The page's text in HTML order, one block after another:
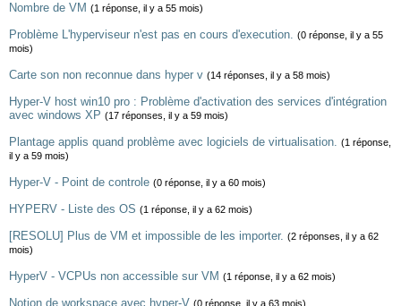
Nombre de VM (1 réponse, il y a 55 mois)
Problème L'hyperviseur n'est pas en cours d'execution. (0 réponse, il y a 55
mois)
Carte son non reconnue dans hyper v (14 réponses, il y a 58 mois)
Hyper-V host win10 pro : Problème d'activation des services d'intégration
avec windows XP (17 réponses, il y a 59 mois)
Plantage applis quand problème avec logiciels de virtualisation. (1 réponse,
il y a 59 mois)
Hyper-V - Point de controle (0 réponse, il y a 60 mois)
HYPERV - Liste des OS (1 réponse, il y a 62 mois)
[RESOLU] Plus de VM et impossible de les importer. (2 réponses, il y a 62
mois)
HyperV - VCPUs non accessible sur VM (1 réponse, il y a 62 mois)
Notion de workspace avec hyper-V (0 réponse, il y a 63 mois)